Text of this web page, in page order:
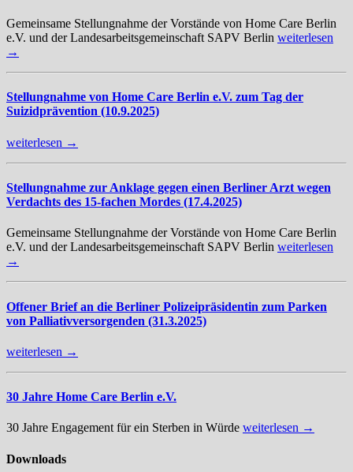
Gemeinsame Stellungnahme der Vorstände von Home Care Berlin
e.V. und der Landesarbeitsgemeinschaft SAPV Berlin weiterlesen
→
Stellungnahme von Home Care Berlin e.V. zum Tag der
Suizidprävention (10.9.2025)
weiterlesen →
Stellungnahme zur Anklage gegen einen Berliner Arzt wegen
Verdachts des 15-fachen Mordes (17.4.2025)
Gemeinsame Stellungnahme der Vorstände von Home Care Berlin
e.V. und der Landesarbeitsgemeinschaft SAPV Berlin weiterlesen
→
Offener Brief an die Berliner Polizeipräsidentin zum Parken
von Palliativversorgenden (31.3.2025)
weiterlesen →
30 Jahre Home Care Berlin e.V.
30 Jahre Engagement für ein Sterben in Würde weiterlesen →
Downloads